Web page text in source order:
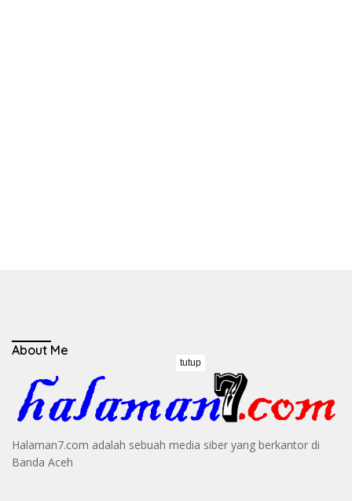
About Me
Halaman7.com adalah sebuah media siber yang berkantor di
Banda Aceh
tutup